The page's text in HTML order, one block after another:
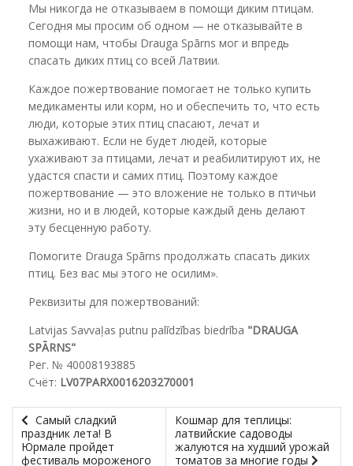
Мы никогда не отказываем в помощи диким птицам.
Сегодня мы просим об одном — не отказывайте в
помощи нам, чтобы Drauga Spārns мог и впредь
спасать диких птиц со всей Латвии.
Каждое пожертвование помогает не только купить
медикаменты или корм, но и обеспечить то, что есть
люди, которые этих птиц спасают, лечат и
выхаживают. Если не будет людей, которые
ухаживают за птицами, лечат и реабилитируют их, не
удастся спасти и самих птиц. Поэтому каждое
пожертвование — это вложение не только в птичьи
жизни, но и в людей, которые каждый день делают
эту бесценную работу.
Помогите Drauga Spārns продолжать спасать диких
птиц. Без вас мы этого не осилим».
Реквизиты для пожертвований:
Latvijas Savvaļas putnu palīdzības biedrība "DRAUGA
SPĀRNS"
Рег. № 40008193885
Счёт: LV07PARX0016203270001
Самый сладкий
праздник лета! В
Юрмале пройдет
фестиваль мороженого
Кошмар для теплицы:
латвийские садоводы
жалуются на худший урожай
томатов за многие годы